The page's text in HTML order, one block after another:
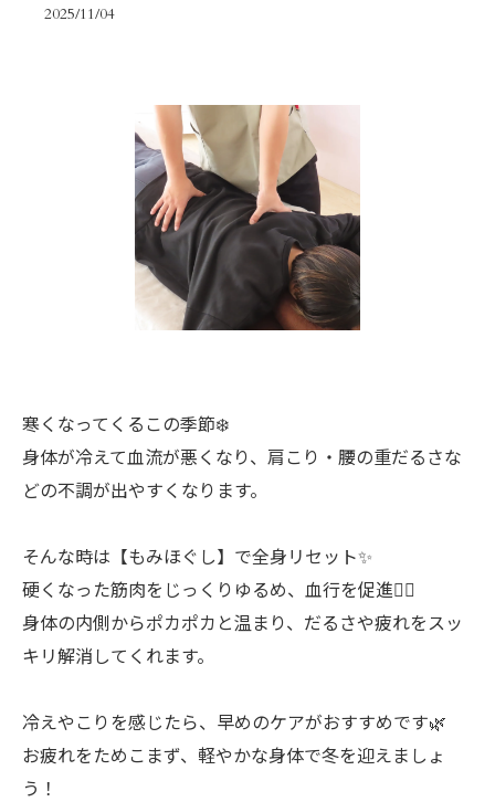
2025/11/04
寒くなってくるこの季節❄️
身体が冷えて血流が悪くなり、肩こり・腰の重だるさな
どの不調が出やすくなります。
そんな時は【もみほぐし】で全身リセット✨
硬くなった筋肉をじっくりゆるめ、血行を促進💆‍♀️
身体の内側からポカポカと温まり、だるさや疲れをスッ
キリ解消してくれます。
冷えやこりを感じたら、早めのケアがおすすめです🌿
お疲れをためこまず、軽やかな身体で冬を迎えましょ
う！